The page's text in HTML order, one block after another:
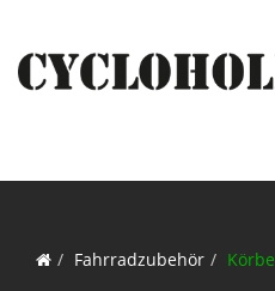
Fahrradzubehör Körbe